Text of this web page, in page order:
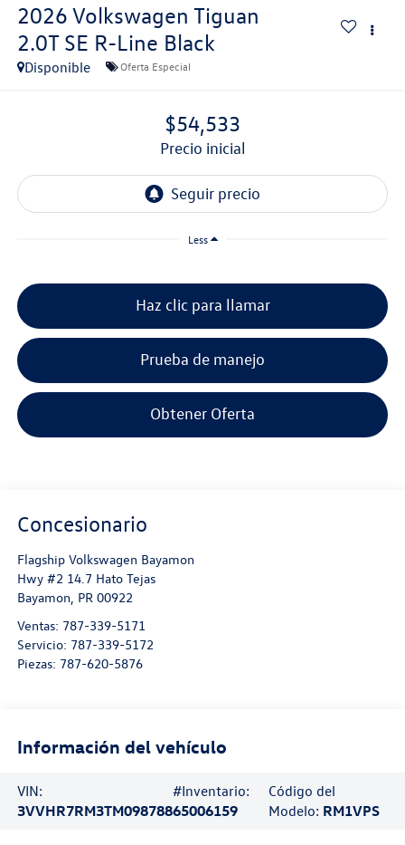
2026 Volkswagen Tiguan
2.0T SE R-Line Black
Disponible Oferta Especial
$54,533
precio inicial
Less
Haz clic para llamar
Prueba de manejo
Obtener Oferta
Concesionario
Flagship Volkswagen Bayamon
Hwy #2 14.7 Hato Tejas
Bayamon, PR 00922
Ventas: 787-339-5171
Servicio: 787-339-5172
Piezas: 787-620-5876
Información del vehículo
VIN:
3VVHR7RM3TM098788
#Inventario:
65006159
Código del
Modelo: RM1VPS